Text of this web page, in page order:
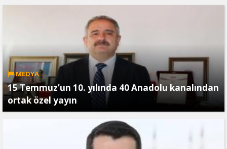
MEDYA
15 Temmuz’un 10. yılında 40 Anadolu kanalından
ortak özel yayın